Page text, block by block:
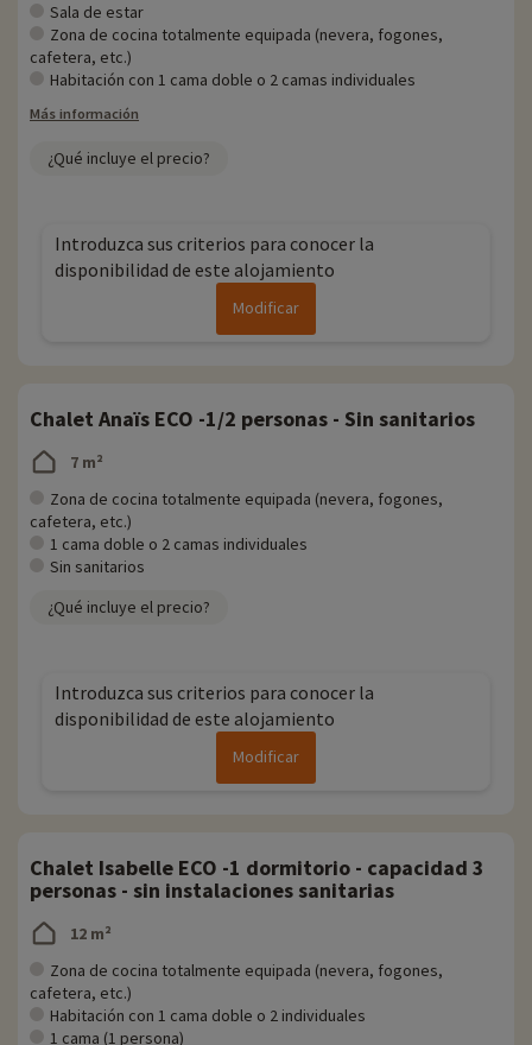
Sala de estar
Zona de cocina totalmente equipada (nevera, fogones,
cafetera, etc.)
Habitación con 1 cama doble o 2 camas individuales
Más información
¿Qué incluye el precio?
Introduzca sus criterios para conocer la
disponibilidad de este alojamiento
Modificar
Chalet Anaïs ECO -1/2 personas - Sin sanitarios
7 m²
Zona de cocina totalmente equipada (nevera, fogones,
cafetera, etc.)
1 cama doble o 2 camas individuales
Sin sanitarios
¿Qué incluye el precio?
Introduzca sus criterios para conocer la
disponibilidad de este alojamiento
Modificar
Chalet Isabelle ECO -1 dormitorio - capacidad 3
personas - sin instalaciones sanitarias
12 m²
Zona de cocina totalmente equipada (nevera, fogones,
cafetera, etc.)
Habitación con 1 cama doble o 2 individuales
1 cama (1 persona)